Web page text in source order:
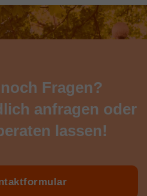
Fragen?
anfragen oder
lassen!